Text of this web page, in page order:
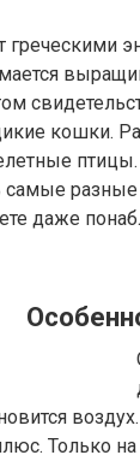
кошки.
птицы.
даже
Только